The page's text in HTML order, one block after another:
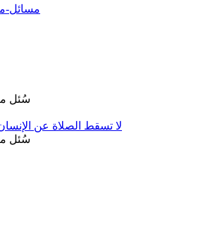
مسائل-
سُئل
3651 - لا تسقط الصلاة عن
سُئل